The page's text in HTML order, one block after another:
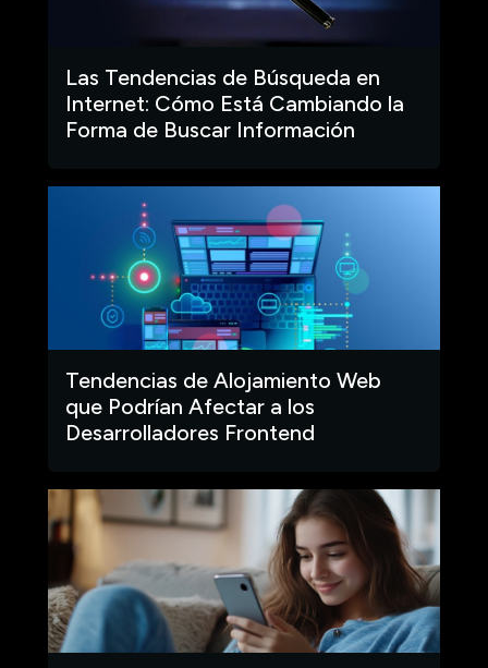
Las Tendencias de Búsqueda en
Internet: Cómo Está Cambiando la
Forma de Buscar Información
Tendencias de Alojamiento Web
que Podrían Afectar a los
Desarrolladores Frontend